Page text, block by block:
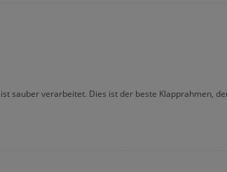
sauber verarbeitet. Dies ist der beste Klapprahmen,